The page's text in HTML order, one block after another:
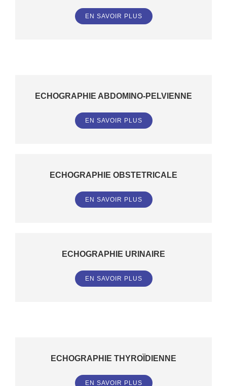
EN SAVOIR PLUS
ECHOGRAPHIE ABDOMINO-PELVIENNE
EN SAVOIR PLUS
ECHOGRAPHIE OBSTETRICALE
EN SAVOIR PLUS
ECHOGRAPHIE URINAIRE
EN SAVOIR PLUS
ECHOGRAPHIE THYROÏDIENNE
EN SAVOIR PLUS